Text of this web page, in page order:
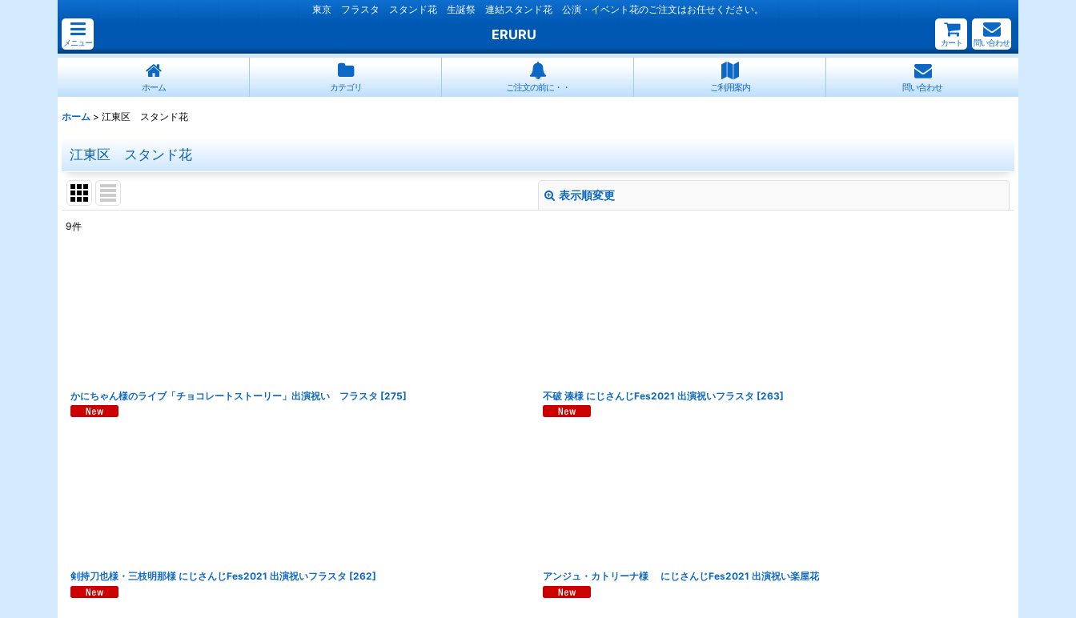
東京 フラスタ スタンド花 生誕祭 連結スタンド花 公演・イベント花のご注文はお任せください。
メニュー
ERURU
カート 問い合わせ
ホーム カテゴリ ご注文の前に・・ ご利用案内 問い合わせ
ホーム > 江東区 スタンド花
江東区 スタンド花
表示順変更
9件
かにちゃん様のライブ「チョコレートストーリー」出演祝い フラスタ [275] 不破 湊様 にじさんじFes2021 出演祝いフラスタ [263]
剣持刀也様・三枝明那様 にじさんじFes2021 出演祝いフラスタ [262] アンジュ・カトリーナ様 にじさんじFes2021 出演祝い楽屋花